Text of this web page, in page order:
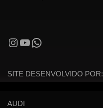
SITE DESENVOLVIDO POR:
AUDI